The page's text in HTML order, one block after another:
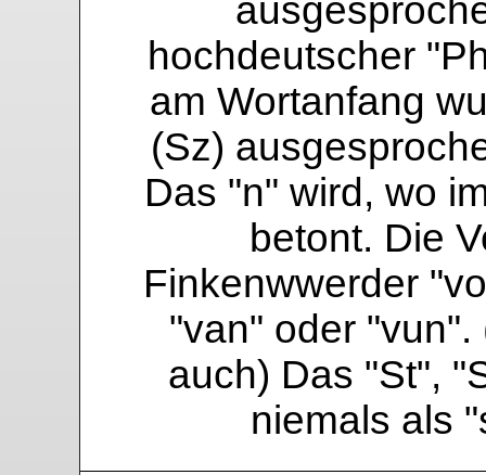
hochdeutscher
am Wortanfang
(Sz)
Das "n" wird, wo
betont. Die
Finkenwwerder
"van" oder "vun".
auch) Das "St",
niemals als